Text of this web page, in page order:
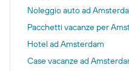
Noleggio auto ad
Pacchetti vacanze per
Hotel ad Amsterdam
Case vacanze ad